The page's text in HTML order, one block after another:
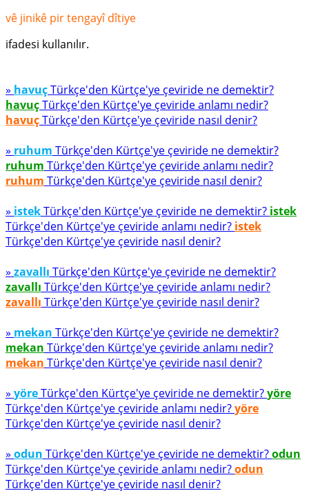
vê jinikê pir tengayî dîtiye
ifadesi kullanılır.
» havuçTürkçe'den Kürtçe'ye çeviride ne demektir?
havuçTürkçe'den Kürtçe'ye çeviride anlamı nedir?
havuçTürkçe'den Kürtçe'ye çeviride nasıl denir?
» ruhum Türkçe'den Kürtçe'ye çeviride ne demektir?
ruhum Türkçe'den Kürtçe'ye çeviride anlamı nedir?
ruhum Türkçe'den Kürtçe'ye çeviride nasıl denir?
» istekTürkçe'den Kürtçe'ye çeviride ne demektir? istek
Türkçe'den Kürtçe'ye çeviride anlamı nedir? istek
Türkçe'den Kürtçe'ye çeviride nasıl denir?
» zavallı Türkçe'den Kürtçe'ye çeviride ne demektir?
zavallı Türkçe'den Kürtçe'ye çeviride anlamı nedir?
zavallı Türkçe'den Kürtçe'ye çeviride nasıl denir?
» mekan Türkçe'den Kürtçe'ye çeviride ne demektir?
mekan Türkçe'den Kürtçe'ye çeviride anlamı nedir?
mekan Türkçe'den Kürtçe'ye çeviride nasıl denir?
» yöreTürkçe'den Kürtçe'ye çeviride ne demektir?yöre
Türkçe'den Kürtçe'ye çeviride anlamı nedir?yöre
Türkçe'den Kürtçe'ye çeviride nasıl denir?
» odun Türkçe'den Kürtçe'ye çeviride ne demektir?odun
Türkçe'den Kürtçe'ye çeviride anlamı nedir?odun
Türkçe'den Kürtçe'ye çeviride nasıl denir?